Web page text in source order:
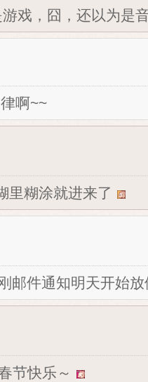
戏，囧，还以为是
啊~~
里糊涂就进来了
邮件通知明天开始
节快乐～